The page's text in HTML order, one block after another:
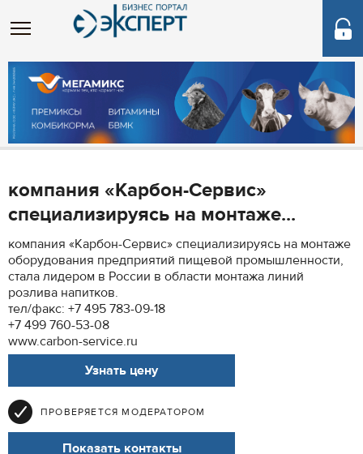
компания «Карбон-Сервис»
специализируясь на монтаже...
компания «Карбон-Сервис» специализируясь на монтаже
оборудования предприятий пищевой промышленности,
стала лидером в России в области монтажа линий
розлива напитков.
тел/факс: +7 495 783-09-18
+7 499 760-53-08
www.carbon-service.ru
Узнать цену
ПРОВЕРЯЕТСЯ МОДЕРАТОРОМ
Показать контакты